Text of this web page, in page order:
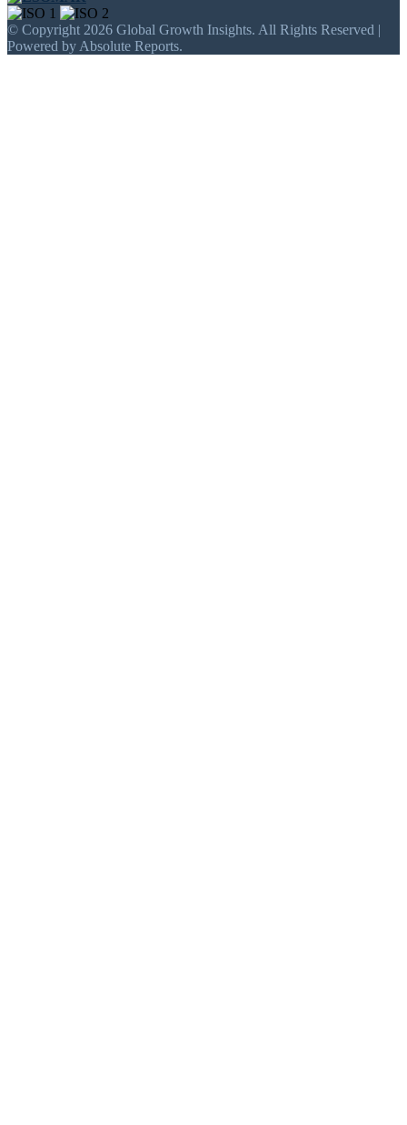
© Copyright 2026 Global Growth Insights. All Rights Reserved |
Powered by Absolute Reports.